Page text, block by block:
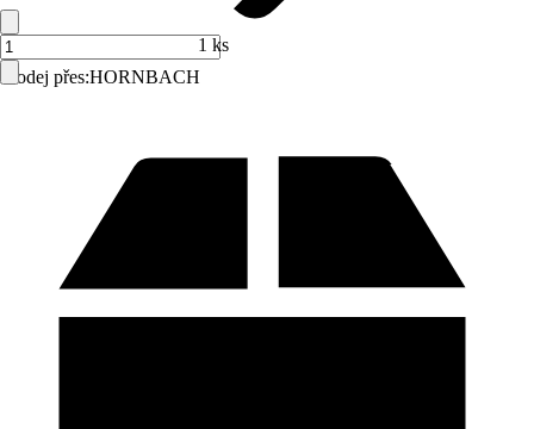
Prodej přes:HORNBACH
1 ks